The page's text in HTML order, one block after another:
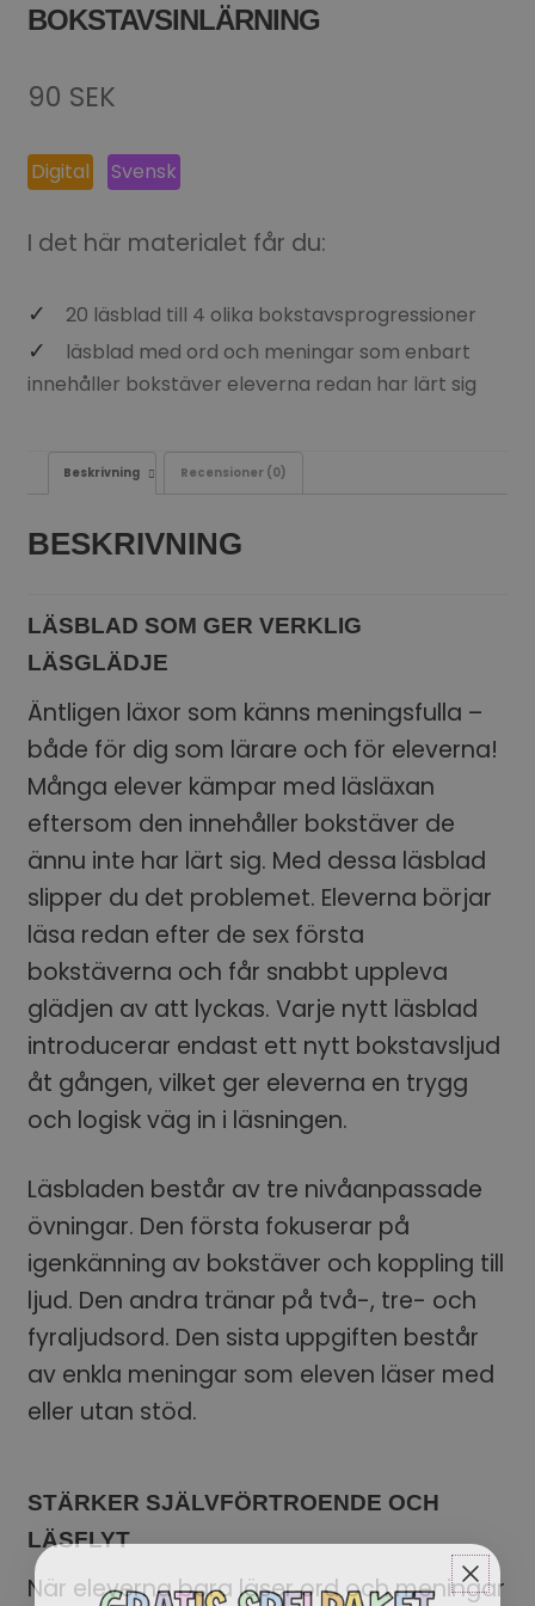
BOKSTAVSINLÄRNING
90 SEK
Digital Svensk
I det här materialet får du:
20 läsblad till 4 olika bokstavsprogressioner
läsblad med ord och meningar som enbart
innehåller bokstäver eleverna redan har lärt sig
Beskrivning Recensioner (0)
BESKRIVNING
LÄSBLAD SOM GER VERKLIG
LÄSGLÄDJE
Äntligen läxor som känns meningsfulla –
både för dig som lärare och för eleverna!
Många elever kämpar med läsläxan
eftersom den innehåller bokstäver de
ännu inte har lärt sig. Med dessa läsblad
slipper du det problemet. Eleverna börjar
läsa redan efter de sex första
bokstäverna och får snabbt uppleva
glädjen av att lyckas. Varje nytt läsblad
introducerar endast ett nytt bokstavsljud
åt gången, vilket ger eleverna en trygg
och logisk väg in i läsningen.
Läsbladen består av tre nivåanpassade
övningar. Den första fokuserar på
igenkänning av bokstäver och koppling till
ljud. Den andra tränar på två-, tre- och
fyraljudsord. Den sista uppgiften består
av enkla meningar som eleven läser med
eller utan stöd.
STÄRKER SJÄLVFÖRTROENDE OCH
LÄSFLYT
När eleverna bara läser ord och meningar